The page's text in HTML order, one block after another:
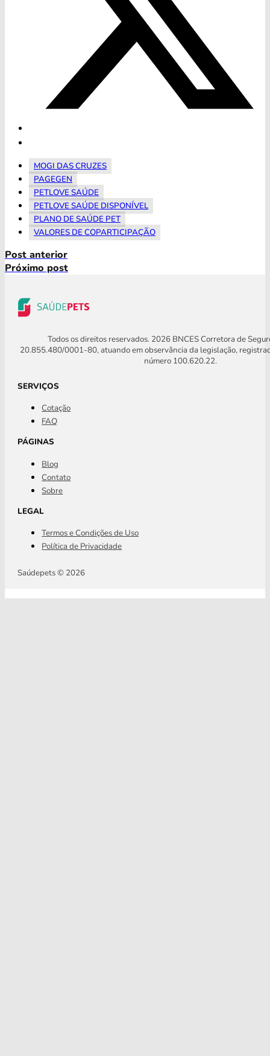
MOGI DAS CRUZES
PAGEGEN
PETLOVE SAÚDE
PETLOVE SAÚDE DISPONÍVEL
PLANO DE SAÚDE PET
VALORES DE COPARTICIPAÇÃO
Post anterior
Próximo post
Todos os direitos reservados. 2026 BNCES Corretora de
20.855.480/0001-80, atuando em observância da legislação,
número 100.620.22.
SERVIÇOS
Cotação
FAQ
PÁGINAS
Blog
Contato
Sobre
LEGAL
Termos e Condições de Uso
Política de Privacidade
Saúdepets © 2026